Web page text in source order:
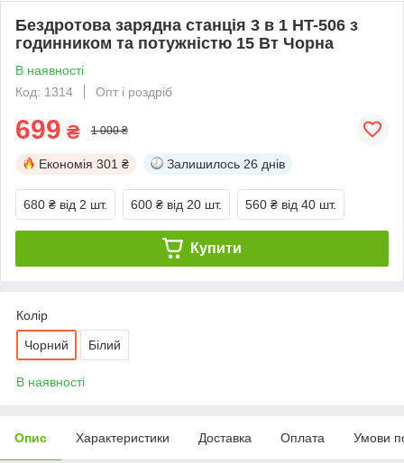
Бездротова зарядна станція 3 в 1 HT-506 з
годинником та потужністю 15 Вт Чорна
В наявності
Код: 1314
Опт і роздріб
699 ₴ 1 000 ₴
Економія 301 ₴ Залишилось 26 днів
680 ₴ від 2 шт. 600 ₴ від 20 шт. 560 ₴ від 40 шт.
Купити
Колір
Чорний Білий
В наявності
Опис Характеристики Доставка Оплата Умови